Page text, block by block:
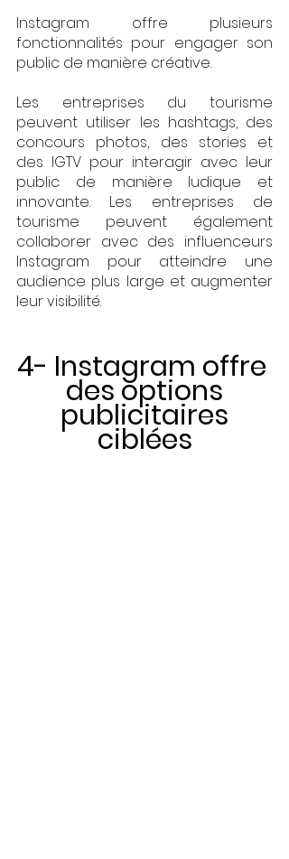
Instagram offre plusieurs
fonctionnalités pour engager son
public de manière créative.
Les entreprises du tourisme
peuvent utiliser les hashtags, des
concours photos, des stories et
des IGTV pour interagir avec leur
public de manière ludique et
innovante. Les entreprises de
tourisme peuvent également
collaborer avec des influenceurs
Instagram pour atteindre une
audience plus large et augmenter
leur visibilité.
4- Instagram offre
des options
ciblées